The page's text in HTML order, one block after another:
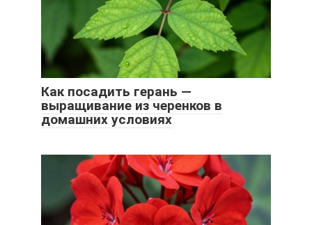
Как посадить герань —
выращивание из черенков в
домашних условиях